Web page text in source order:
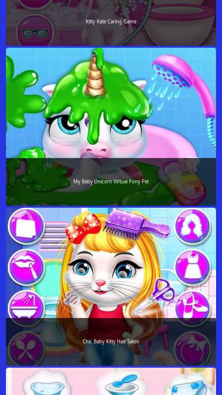
Kitty Kate Caring Game
My Baby Unicorn Virtual Pony Pet
Chic Baby Kitty Hair Salon